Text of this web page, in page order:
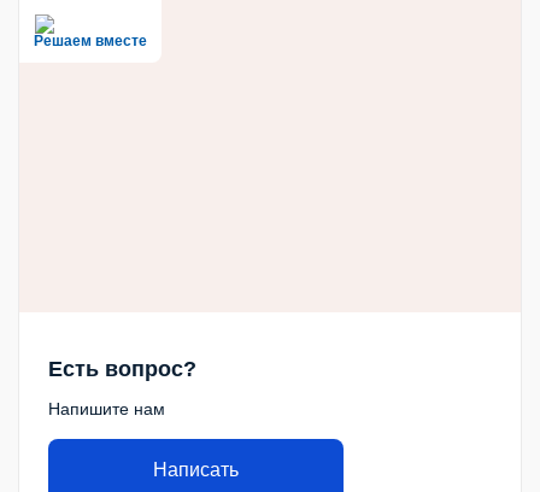
Решаем вместе
Есть вопрос?
Напишите нам
Написать